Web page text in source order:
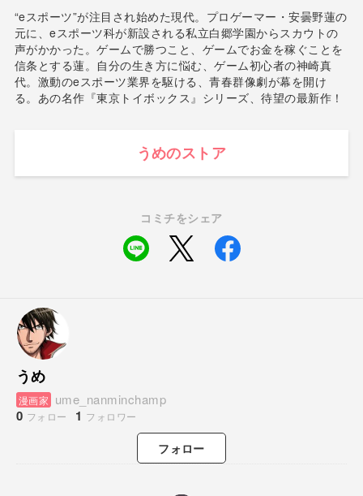
“eスポーツ”が注目され始めた現代。プロゲーマー・安曇野蓮の
元に、eスポーツ科が新設される私立白郷学園からスカウトの
声がかかった。ゲームで勝つこと、ゲームでお金を稼ぐことを
信条とする蓮。自分の生き方に悩む、ゲーム初心者の神崎真
代。激動のeスポーツ業界を駆ける、青春群像劇が幕を開け
る。あの名作『東京トイボックス』シリーズ、待望の最新作！
うめのストア
コミチをシェア
うめ
漫画家 ume_nanminchamp
0 フォロー 1 フォロワー
フォロー